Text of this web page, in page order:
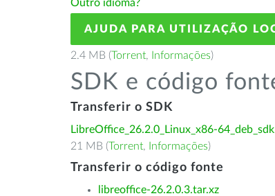
Outro idioma?
AJUDA PARA UTILIZAÇÃO
2.4 MB (Torrent, Informações)
SDK e código
Transferir o SDK
LibreOffice_26.2.0_Linux_x86-
21 MB (Torrent, Informações)
Transferir o código fonte
libreoffice-26.2.0.3.tar.xz